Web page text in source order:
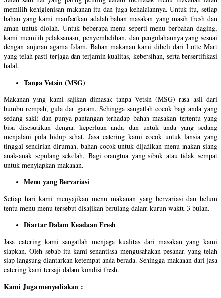
memilih kehigienisan makanan itu dan juga kehalalannya. Untuk itu, setiap
bahan yang kami manfaatkan adalah bahan masakan yang masih fresh dan
aman untuk diolah. Untuk beberapa menu seperti menu berbahan daging,
kami memilih pelaksanaan, penyembelihan, dan pengolahannya yang sesuai
dengan anjuran agama Islam. Bahan makanan kami dibeli dari Lotte Mart
yang telah pasti terjaga dan terjamin kualitas, kebersihan, serta bersertifikasi
halal.
Tanpa Vetsin (MSG)
Makanan yang kami sajikan dimasak tanpa Vetsin (MSG) rasa asli dari
bumbu rempah, gula dan garam. Sehingga sangatlah cocok bagi anda yang
sedang sakit dan punya pantangan terhadap bahan masakan tertentu yang
bisa disesuaikan dengan keperluan anda dan untuk anda yang sedang
menjalani pola hidup sehat. Jasa catering kami cocok untuk lansia yang
tinggal sendirian dirumah, bahan cocok untuk dijadikan menu makan siang
anak-anak sepulang sekolah, Bagi orangtua yang sibuk atau tidak sempat
untuk menyiapkan makanan.
Menu yang Bervariasi
Setiap hari kami menyajikan menu makanan yang bervariasi dan belum
tentu menu-menu tersebut disajikan berulang dalam kurun waktu 3 bulan.
Diantar Dalam Keadaan Fresh
Jasa catering kami sangatlah menjaga kualitas dari masakan yang kami
siapkan. Oleh sebab itu kami senantiasa mengusahakan pesanan yang telah
siap langsung diantarkan ketempat anda berada. Sehingga makanan dari jasa
catering kami tersaji dalam kondisi fresh.
Kami Juga menyediakan :